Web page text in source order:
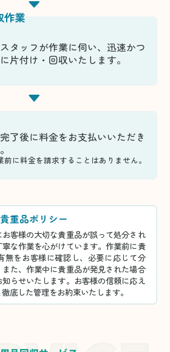
作業
タッフが作業に伺い、迅速かつ
片付け・回収いたします。
了後に料金をお支払いいただき
に料金を請求することはありません。
貴重品ポリシー
客様の大切な貴重品が誤って処分され
な作業を心がけています。作業前に貴
無をお客様に確認し、必要に応じて分
た、作業中に貴重品が発見された場合
らせいたします。お客様の信頼に応え
底した管理をお約束いたします。